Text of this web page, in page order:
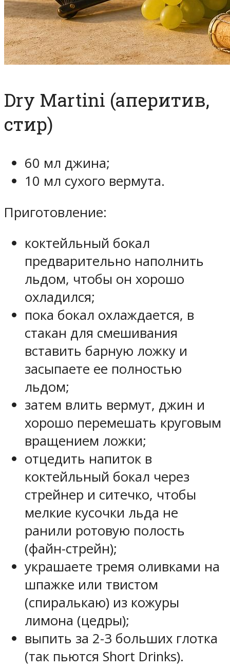
Dry Martini (аперитив,
стир)
60 мл джина;
10 мл сухого вермута.
Приготовление:
коктейльный бокал
предварительно наполнить
льдом, чтобы он хорошо
охладился;
пока бокал охлаждается, в
стакан для смешивания
вставить барную ложку и
засыпаете ее полностью
льдом;
затем влить вермут, джин и
хорошо перемешать круговым
вращением ложки;
отцедить напиток в
коктейльный бокал через
стрейнер и ситечко, чтобы
мелкие кусочки льда не
ранили ротовую полость
(файн-стрейн);
украшаете тремя оливками на
шпажке или твистом
(спиралькаю) из кожуры
лимона (цедры);
выпить за 2-3 больших глотка
(так пьются Short Drinks).